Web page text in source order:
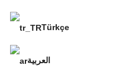
Türkçe
العربية